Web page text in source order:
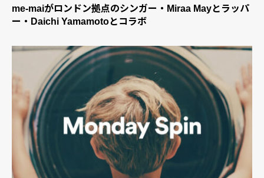
me-maiがロンドン拠点のシンガー・Miraa Mayとラッパ
ー・Daichi Yamamotoとコラボ